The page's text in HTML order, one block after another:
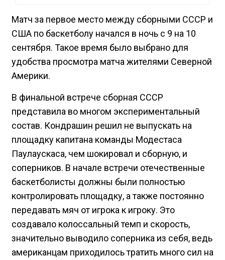
Матч за первое место между сборными СССР и
США по баскетболу начался в ночь с 9 на 10
сентября. Такое время было выбрано для
удобства просмотра матча жителями Северной
Америки.
В финальной встрече сборная СССР
представила во многом экспериментальный
состав. Кондрашин решил не выпускать на
площадку капитана команды Модестаса
Паулаускаса, чем шокировал и сборную, и
соперников. В начале встречи отечественные
баскетболисты должны были полностью
контролировать площадку, а также постоянно
передавать мяч от игрока к игроку. Это
создавало колоссальный темп и скорость,
значительно выводило соперника из себя, ведь
американцам приходилось тратить много сил на